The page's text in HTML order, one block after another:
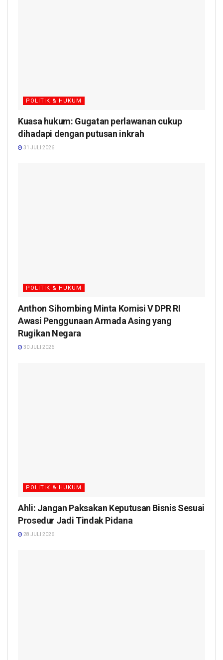
POLITIK & HUKUM
Kuasa hukum: Gugatan perlawanan cukup
dihadapi dengan putusan inkrah
31 JULI 2026
POLITIK & HUKUM
Anthon Sihombing Minta Komisi V DPR RI
Awasi Penggunaan Armada Asing yang
Rugikan Negara
30 JULI 2026
POLITIK & HUKUM
Ahli: Jangan Paksakan Keputusan Bisnis Sesuai
Prosedur Jadi Tindak Pidana
28 JULI 2026